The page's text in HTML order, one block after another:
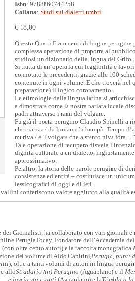
Isbn: 9788860744258
Collana: Studi sui dialetti umbri
€ 18,00
Questo Quarti Frammenti di lingua perugina
complessa operazione di proporre al
studiosi un dizionario della lingua del Grifo.
Si tratta di un’opera la cui leggibilità è
connotato le precedenti, grazie alle 100
contenute in ogni volume. E che troverà
preparazione) il logico coronamento.
Le etimologie dalla lingua latina si
a dimostrare come la nostra parlata locale
padri attraverso i rami del volgare.
Fu già il poeta perugino Claudio Spinelli a
che ciariva / da lontano ’n bompò. Tempo
muriva / e ’l volgare che a stento niva
Tale operazione di recupero disvela
dignità culturale a un dialetto,
approssimativo.
Peraltro, la storia delle parole perugine di
consistenza ed entità – costituisce un
lessicografici di oggi e di ieri.
conferiscono valore aggiunto alla qualità
dei Giornalisti, ha collaborato con vari giornali e
PerugiaToday. Fondatore dell’Accademia
oltre cento autori) e la raccolta monografica
del volume di Aldo Capitini, Perugia punti
), oltre a tanti volumi di autori in lingua
alloStradario (in) Perugino (Aguaplano) e il
… e lascia sta i santi (Aguaplano) e laTómbla a